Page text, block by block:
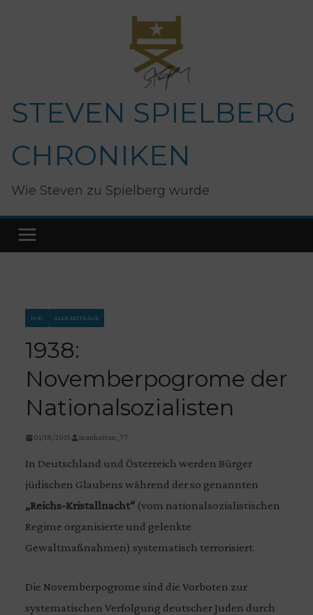
STEVEN SPIELBERG
CHRONIKEN
Wie Steven zu Spielberg wurde
1930 ALLE BEITRÄGE
1938:
Novemberpogrome der
Nationalsozialisten
01/18/2015 manhattan_77
In Deutschland und Österreich werden Bürger
jüdischen Glaubens während der so genannten
„Reichs-Kristallnacht“ (vom nationalsozialistischen
Regime organisierte und gelenkte
Gewaltmaßnahmen) systematisch terrorisiert.
Die Novemberpogrome sind die Vorboten zur
systematischen Verfolgung deutscher Juden durch